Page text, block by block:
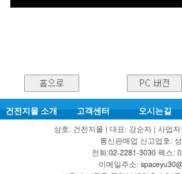
건전지몰 소개 고객센터 오시는길
상호: 건전지몰 | 대표: 강순자 | 사업
통신판매업 신고업호:
전화:02-2281-3030 팩스:
이메일주소: